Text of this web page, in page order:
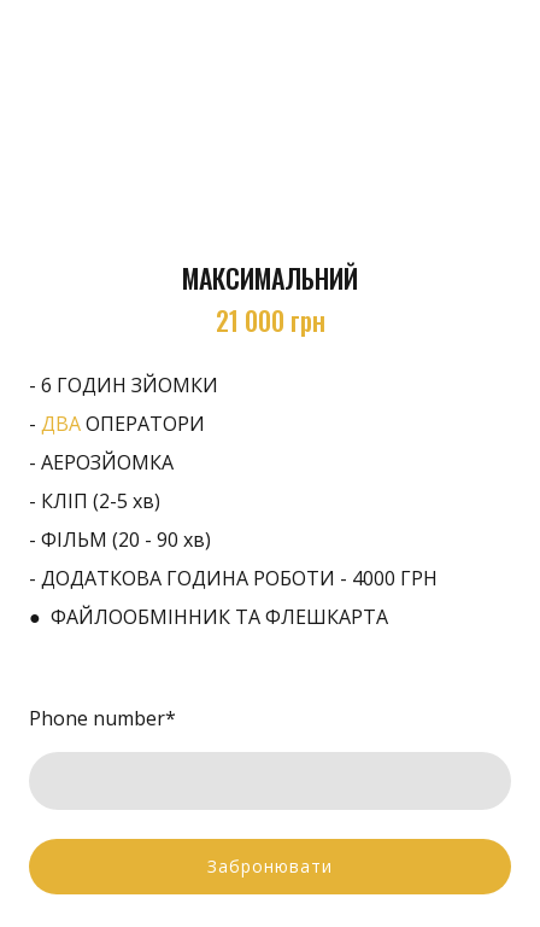
МАКСИМАЛЬНИЙ
21 000 грн
- 6 ГОДИН ЗЙОМКИ
- ДВАОПЕРАТОРИ
- АЕРОЗЙОМКА
- КЛІП (2-5 хв)
- ФІЛЬМ (20 - 90 хв)
- ДОДАТКОВА ГОДИНА РОБОТИ - 4000 ГРН
● ФАЙЛООБМІННИК ТА ФЛЕШКАРТА
Phone number*
Забронювати